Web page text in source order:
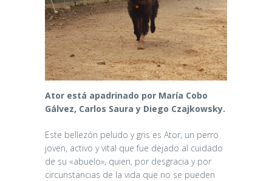
Ator está apadrinado por María Cobo
Gálvez, Carlos Saura y Diego Czajkowsky.
Este bellezón peludo y gris es Ator, un perro
joven, activo y vital que fue dejado al cuidado
de su «abuelo», quien, por desgracia y por
circunstancias de la vida que no se pueden